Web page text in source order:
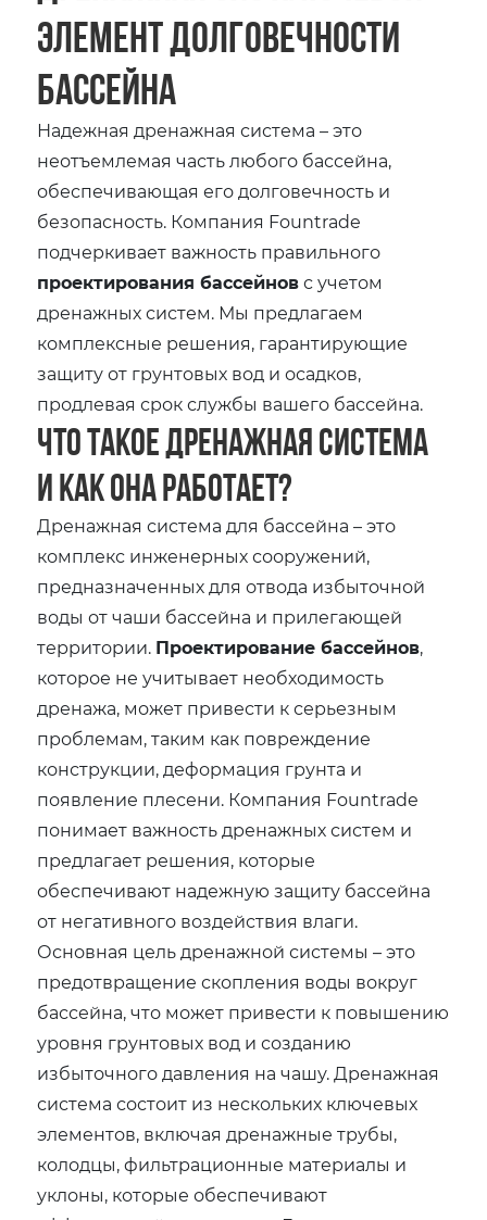
элемент долговечности
бассейна
Надежная дренажная система – это
неотъемлемая часть любого бассейна,
обеспечивающая его долговечность и
безопасность. Компания Fountrade
подчеркивает важность правильного
проектирования бассейновс учетом
дренажных систем. Мы предлагаем
комплексные решения, гарантирующие
защиту от грунтовых вод и осадков,
продлевая срок службы вашего бассейна.
Что такое дренажная система
и как она работает?
Дренажная система для бассейна – это
комплекс инженерных сооружений,
предназначенных для отвода избыточной
воды от чаши бассейна и прилегающей
территории. Проектирование бассейнов,
которое не учитывает необходимость
дренажа, может привести к серьезным
проблемам, таким как повреждение
конструкции, деформация грунта и
появление плесени. Компания Fountrade
понимает важность дренажных систем и
предлагает решения, которые
обеспечивают надежную защиту бассейна
от негативного воздействия влаги.
Основная цель дренажной системы – это
предотвращение скопления воды вокруг
бассейна, что может привести к повышению
уровня грунтовых вод и созданию
избыточного давления на чашу. Дренажная
система состоит из нескольких ключевых
элементов, включая дренажные трубы,
колодцы, фильтрационные материалы и
уклоны, которые обеспечивают